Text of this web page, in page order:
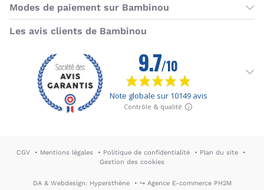
L'équipe Bambinou
Programme de fidélité
Contactez-nous
Horaires du service client
Livraisons et retours
Moyens de paiement
Dictionnaire de la puériculture
Rétractation
Modes de paiement sur Bambinou
Les avis clients de Bambinou
CGV Mentions légales Politique de confidentialité
Plan du site
Gestion des cookies
DA & Webdesign: Hypersthène ↪ Agence E-commerce PH2M